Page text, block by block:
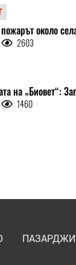
около
2603
на „Биовет“:
1460